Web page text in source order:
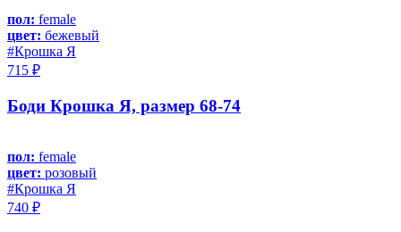
пол: female
цвет: бежевый
#Крошка Я
715 ₽
Боди Крошка Я, размер 68-74
пол: female
цвет: розовый
#Крошка Я
740 ₽